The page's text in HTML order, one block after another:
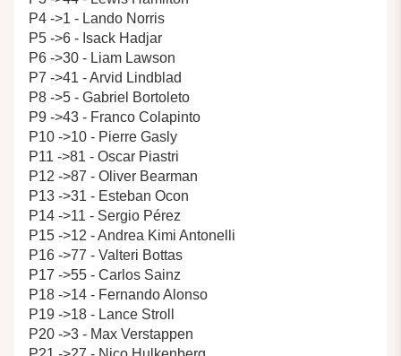
P4 ->1 - Lando Norris
P5 ->6 - Isack Hadjar
P6 ->30 - Liam Lawson
P7 ->41 - Arvid Lindblad
P8 ->5 - Gabriel Bortoleto
P9 ->43 - Franco Colapinto
P10 ->10 - Pierre Gasly
P11 ->81 - Oscar Piastri
P12 ->87 - Oliver Bearman
P13 ->31 - Esteban Ocon
P14 ->11 - Sergio Pérez
P15 ->12 - Andrea Kimi Antonelli
P16 ->77 - Valteri Bottas
P17 ->55 - Carlos Sainz
P18 ->14 - Fernando Alonso
P19 ->18 - Lance Stroll
P20 ->3 - Max Verstappen